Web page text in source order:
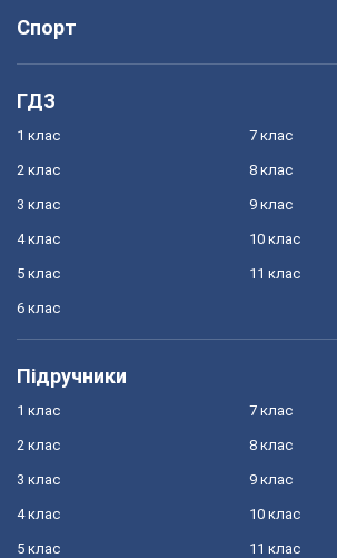
Спорт
ГДЗ
1 клас
2 клас
3 клас
4 клас
5 клас
6 клас
7 клас
8 клас
9 клас
10 клас
11 клас
Підручники
1 клас
2 клас
3 клас
4 клас
5 клас
7 клас
8 клас
9 клас
10 клас
11 клас